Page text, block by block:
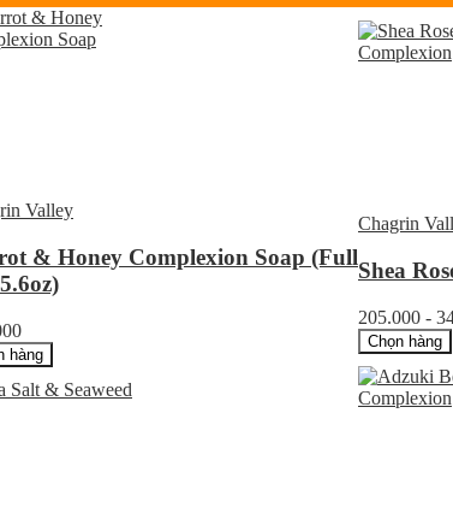
Valley
& Honey Complexion Soap (Full
hàng
Chagrin
Shea
205.000 -
Chọn hàng